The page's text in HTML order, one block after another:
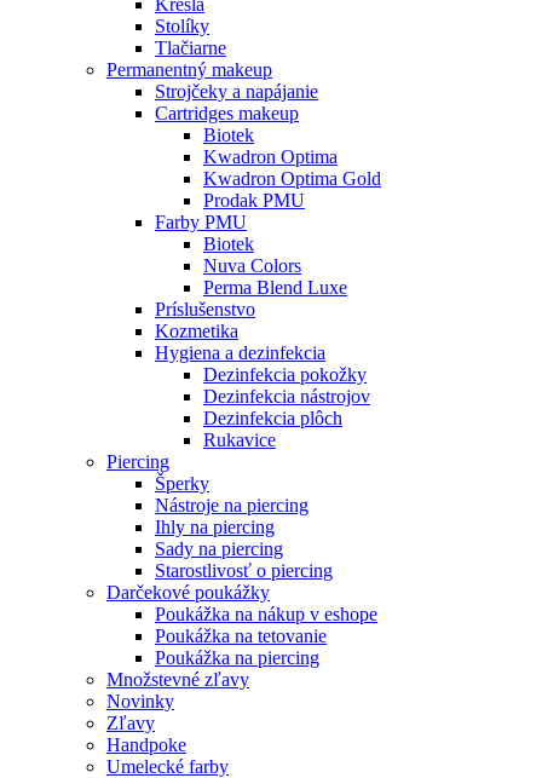
Stolíky
Tlačiarne
Permanentný makeup
Strojčeky a napájanie
Cartridges makeup
Biotek
Kwadron Optima
Kwadron Optima Gold
Prodak PMU
Farby PMU
Biotek
Nuva Colors
Perma Blend Luxe
Príslušenstvo
Kozmetika
Hygiena a dezinfekcia
Dezinfekcia pokožky
Dezinfekcia nástrojov
Dezinfekcia plôch
Rukavice
Piercing
Šperky
Nástroje na piercing
Ihly na piercing
Sady na piercing
Starostlivosť o piercing
Darčekové poukážky
Poukážka na nákup v eshope
Poukážka na tetovanie
Poukážka na piercing
Množstevné zľavy
Novinky
Zľavy
Handpoke
Umelecké farby